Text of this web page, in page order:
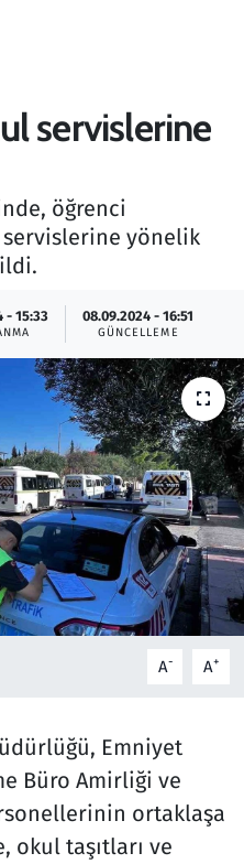
servislerine
öğrenci
servislerine yönelik
- 15:33 08.09.2024 - 16:51
GÜNCELLEME
A- A+
Emniyet
Büro Amirliği ve
ortaklaşa
taşıtları ve